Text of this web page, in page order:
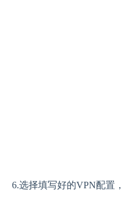
6.选择填写好的VPN配置